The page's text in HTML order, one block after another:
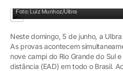
Foto: Luiz Munhoz/Ulbra
Neste domingo, 5 de junho, a
As provas acontecem
nove campi do Rio Grande do Sul
distância (EAD) em todo o Brasil.